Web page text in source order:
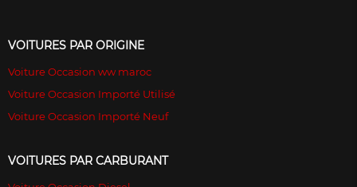
VOITURES PAR ORIGINE
Voiture Occasion ww maroc
Voiture Occasion Importé Utilisé
Voiture Occasion Importé Neuf
VOITURES PAR CARBURANT